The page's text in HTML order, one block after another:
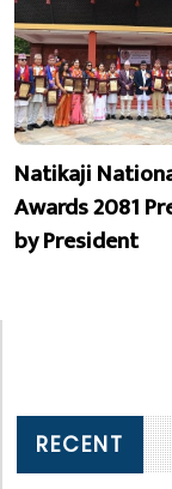
Natikaji
Awards 2081
by President
RECENT